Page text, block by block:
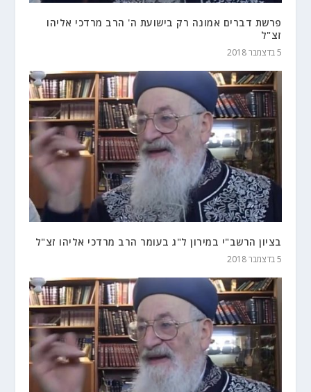
פרשת דברים אמונה רק בישועת ה' הרב מרדכי אליהו
זצ"ל
5 בדצמבר 2018
בציון הרשב"י במירון ל"ג בעומר הרב מרדכי אליהו זצ"ל
5 בדצמבר 2018